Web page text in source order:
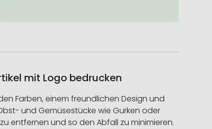
mit Logo bedrucken
Farben, einem freundlichen Design und
und Gemüsestücke wie Gurken oder
entfernen und so den Abfall zu minimieren.